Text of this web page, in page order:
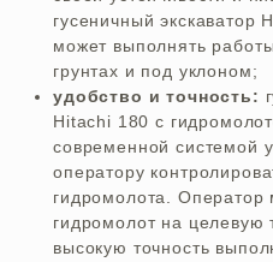
гусеничный экскаватор
может выполнять
грунтах и под уклоном;
удобство и точность:
Hitachi 180 с
современной системой
оператору
гидромолота. Оператор
гидромолот на целевую
высокую точность